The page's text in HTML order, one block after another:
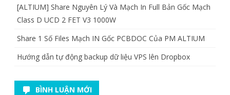
[ALTIUM] Share Nguyên Lý Và Mạch In Full Bản Gốc Mạch
Class D UCD 2 FET V3 1000W
Share 1 Số Files Mạch IN Gốc PCBDOC Của PM ALTIUM
Hướng dẫn tự động backup dữ liệu VPS lên Dropbox
BÌNH LUẬN MỚI